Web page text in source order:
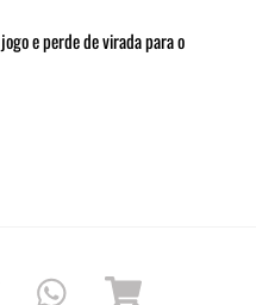
e perde de virada para o
Twitter Whatsapp